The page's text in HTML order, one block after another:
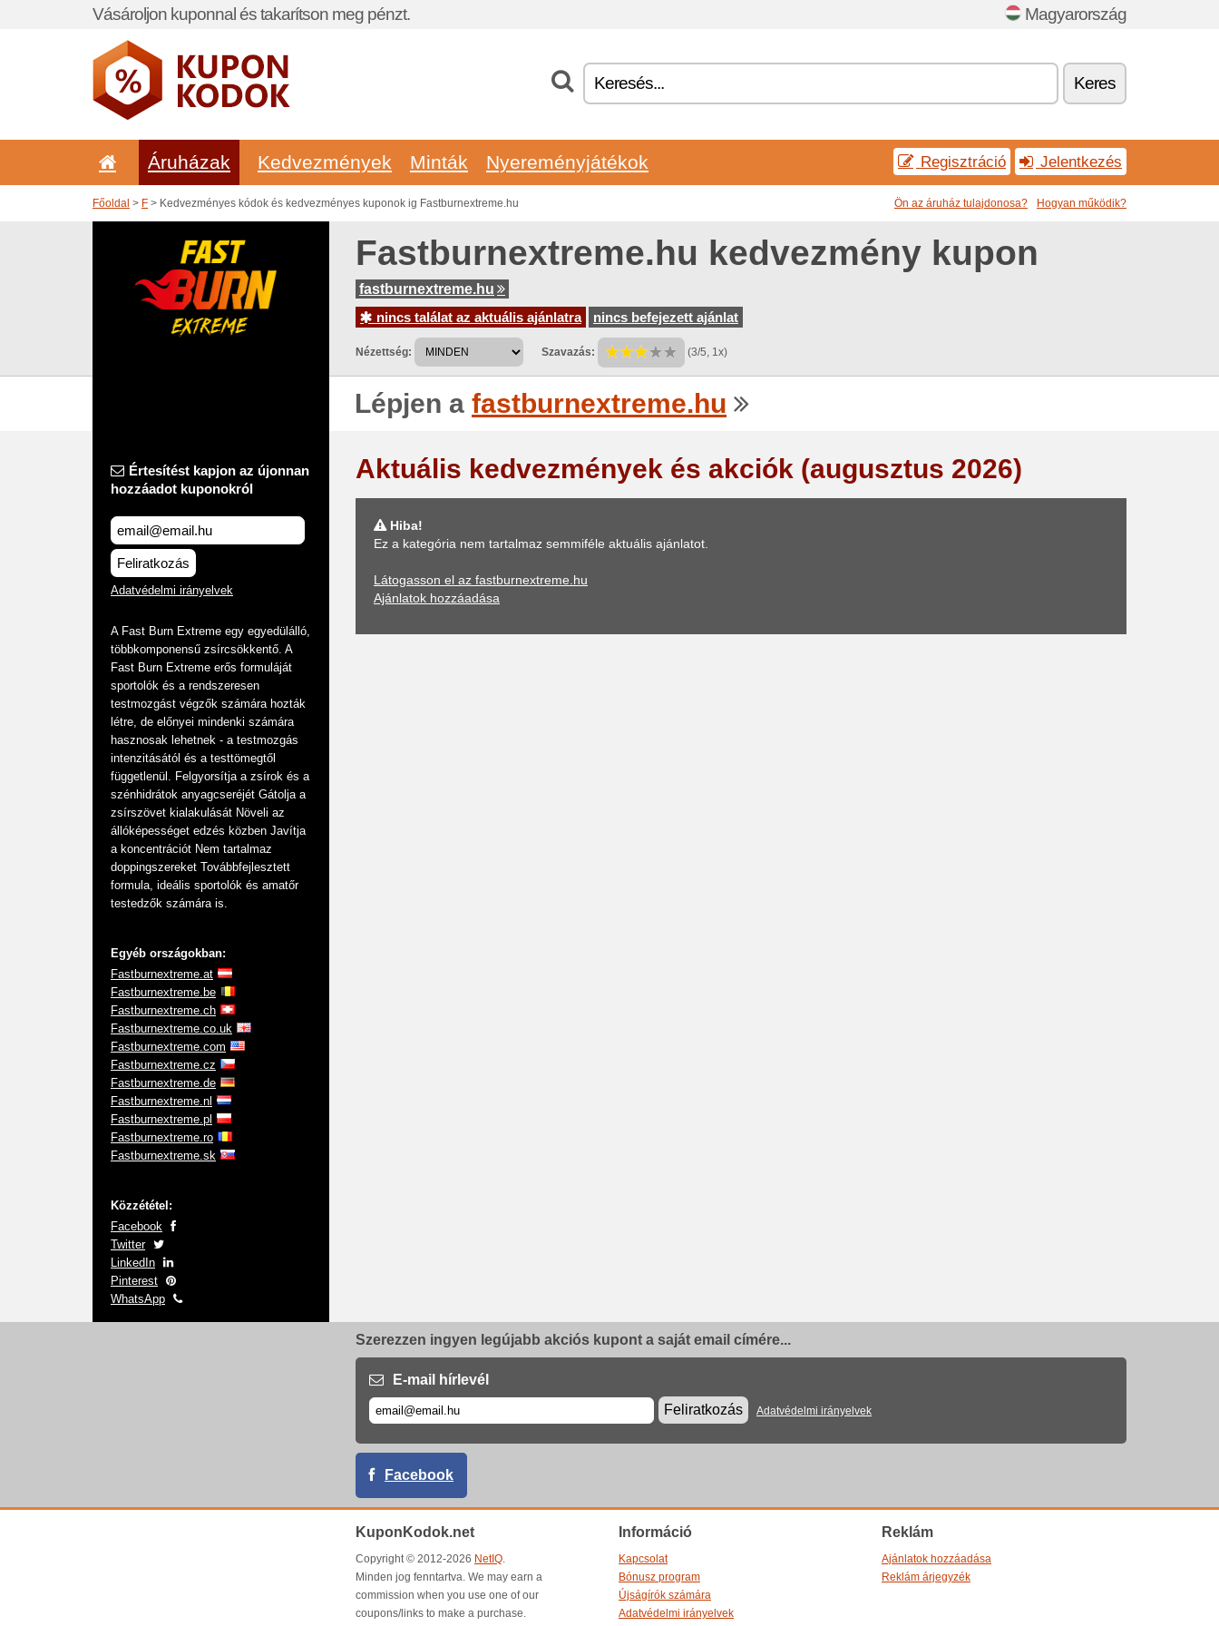
Vásároljon kuponnal és takarítson meg pénzt. Magyarország
Keres
Áruházak Kedvezmények Minták Nyereményjátékok Regisztráció Jelentkezés
Főoldal > F > Kedvezményes kódok és kedvezményes kuponok ig Fastburnextreme.hu Ön az áruház tulajdonosa? Hogyan működik?
Fastburnextreme.hu kedvezmény kupon
fastburnextreme.hu
nincs találat az aktuális ajánlatra
nincs befejezett ajánlat
Nézettség: Szavazás: (3/5, 1x)
Lépjen a fastburnextreme.hu
Értesítést kapjon az újonnan
hozzáadot kuponokról
Feliratkozás
Adatvédelmi irányelvek
A Fast Burn Extreme egy egyedülálló,
többkomponensű zsírcsökkentő. A
Fast Burn Extreme erős formuláját
sportolók és a rendszeresen
testmozgást végzők számára hozták
létre, de előnyei mindenki számára
hasznosak lehetnek - a testmozgás
intenzitásától és a testtömegtől
függetlenül. Felgyorsítja a zsírok és a
szénhidrátok anyagcseréjét Gátolja a
zsírszövet kialakulását Növeli az
állóképességet edzés közben Javítja
a koncentrációt Nem tartalmaz
doppingszereket Továbbfejlesztett
formula, ideális sportolók és amatőr
testedzők számára is.
Egyéb országokban:
Fastburnextreme.at
Fastburnextreme.be
Fastburnextreme.ch
Fastburnextreme.co.uk
Fastburnextreme.com
Fastburnextreme.cz
Fastburnextreme.de
Fastburnextreme.nl
Fastburnextreme.pl
Fastburnextreme.ro
Fastburnextreme.sk
Közzététel:
Facebook
Twitter
LinkedIn
Pinterest
WhatsApp
Aktuális kedvezmények és akciók (augusztus 2026)
Hiba!
Ez a kategória nem tartalmaz semmiféle aktuális ajánlatot.
Látogasson el az fastburnextreme.hu
Ajánlatok hozzáadása
Szerezzen ingyen legújabb akciós kupont a saját email címére...
E-mail hírlevél
Feliratkozás
Adatvédelmi irányelvek
Facebook
KuponKodok.net
Copyright © 2012-2026 NetIQ.
Minden jog fenntartva. We may earn a
commission when you use one of our
coupons/links to make a purchase.
Információ
Kapcsolat
Bónusz program
Újságírók számára
Adatvédelmi irányelvek
Reklám
Ajánlatok hozzáadása
Reklám árjegyzék